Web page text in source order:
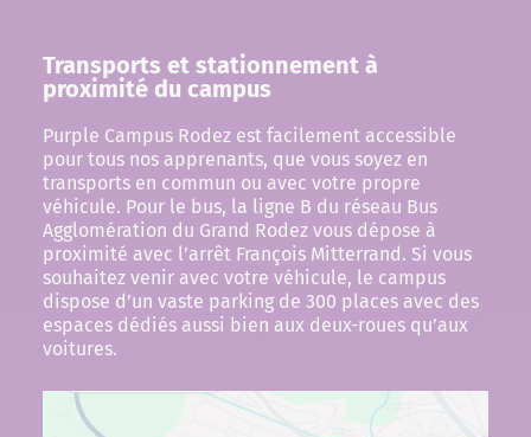
Transports et stationnement à
proximité du campus
Purple Campus Rodez est facilement accessible
pour tous nos apprenants, que vous soyez en
transports en commun ou avec votre propre
véhicule. Pour le bus, la ligne B du réseau Bus
Agglomération du Grand Rodez vous dépose à
proximité avec l’arrêt François Mitterrand. Si vous
souhaitez venir avec votre véhicule, le campus
dispose d’un vaste parking de 300 places avec des
espaces dédiés aussi bien aux deux-roues qu’aux
voitures.